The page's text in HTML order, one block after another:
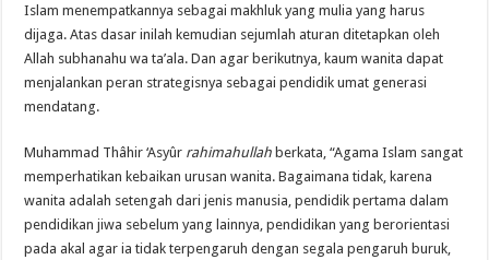
Islam menempatkannya sebagai makhluk yang mulia yang harus
dijaga. Atas dasar inilah kemudian sejumlah aturan ditetapkan oleh
Allah subhanahu wa ta’ala. Dan agar berikutnya, kaum wanita dapat
menjalankan peran strategisnya sebagai pendidik umat generasi
mendatang.
Muhammad Thâhir ‘Asyûr rahimahullah berkata, “Agama Islam sangat
memperhatikan kebaikan urusan wanita. Bagaimana tidak, karena
wanita adalah setengah dari jenis manusia, pendidik pertama dalam
pendidikan jiwa sebelum yang lainnya, pendidikan yang berorientasi
pada akal agar ia tidak terpengaruh dengan segala pengaruh buruk,